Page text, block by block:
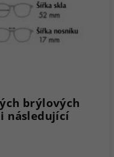
brýlových
následující